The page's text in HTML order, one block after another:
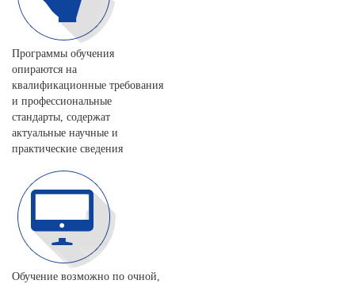
Программы обучения
опираются на
квалификационные требования
и профессиональные
стандарты, содержат
актуальные научные и
практические сведения
Обучение возможно по очной,